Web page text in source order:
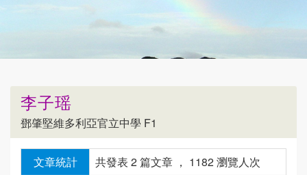
李子瑶
鄧肇堅維多利亞官立中學 F1
文章統計
共發表 2 篇文章 ， 1182 瀏覽人次